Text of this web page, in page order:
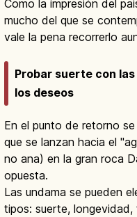
Como la impresión del
mucho del que se
vale la pena recorrerlo
Probar suerte con
los deseos
En el punto de retorno
que se lanzan hacia el
no ana) en la gran roca
opuesta.
Las undama se pueden
tipos: suerte,